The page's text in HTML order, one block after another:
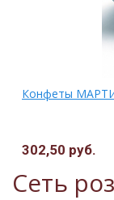
Конфеты
302,50 руб.
Сеть